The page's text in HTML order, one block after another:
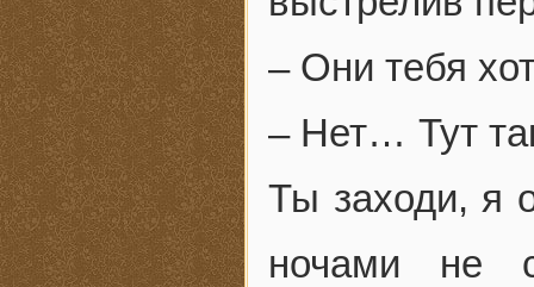
– Они тебя
– Нет… Тут
Ты заходи, я
ночами не